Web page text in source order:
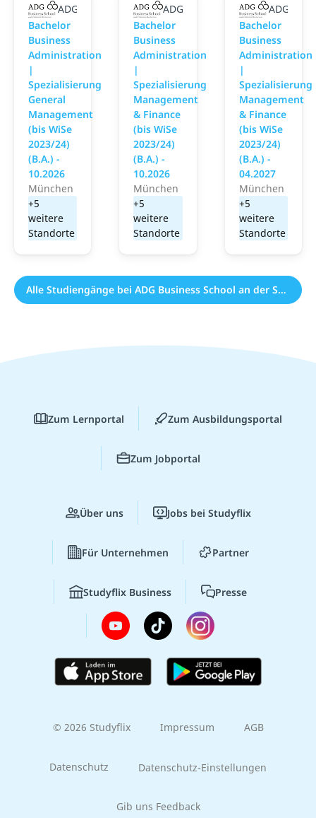
ADG Business School an der Steinbeis-Hochschule
Bachelor
Business
Administration
|
Spezialisierung
General
Management
(bis WiSe
2023/24)
(B.A.) -
10.2026
München
+5
weitere
Standorte
ADG Business School an der
Bachelor
Business
Administration
|
Spezialisierung
Management
& Finance
(bis WiSe
2023/24)
(B.A.) -
10.2026
München
+5
weitere
Standorte
ADG
Bachelor
Business
Administration
|
Spezialisierung
Management
& Finance
(bis WiSe
2023/24)
(B.A.) -
04.2027
München
+5
weitere
Standorte
Alle Studiengänge bei ADG Business School an der Steinbeis-Hochschule (176)
Zum Lernportal Zum Ausbildungsportal
Zum Jobportal
Über uns Jobs bei Studyflix
Für Unternehmen Partner
Studyflix Business Presse
© 2026 Studyflix Impressum AGB
Datenschutz Datenschutz-Einstellungen
Gib uns Feedback